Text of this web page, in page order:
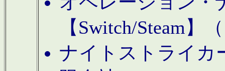
【Switch/Steam】
ナイトストライカ